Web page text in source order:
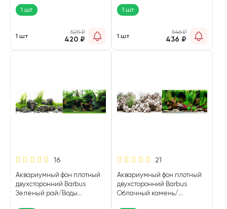
см Background 029 (1 шт)
1 шт
1 шт
525₽
420 ₽
Насыщенная река 30 х 62
см (1 шт)
1 шт
1 шт
546₽
436 ₽
16
Аквариумный фон плотный
двухсторонний Barbus
Зеленый рай/Воды
21
Аквариумный фон плотный
двухсторонний Barbus
Облачный камень/